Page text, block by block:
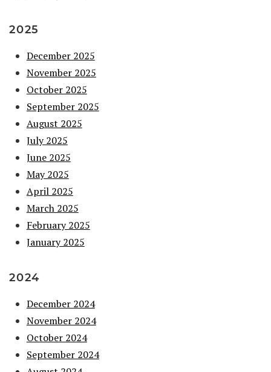
2025
December 2025
November 2025
October 2025
September 2025
August 2025
July 2025
June 2025
May 2025
April 2025
March 2025
February 2025
January 2025
2024
December 2024
November 2024
October 2024
September 2024